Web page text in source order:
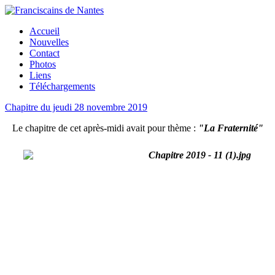
Accueil
Nouvelles
Contact
Photos
Liens
Téléchargements
Chapitre du jeudi 28 novembre 2019
Le chapitre de cet après-midi avait pour thème : "La Fraternité"